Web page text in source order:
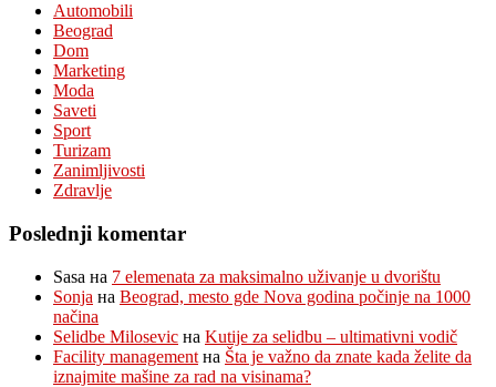
Automobili
Beograd
Dom
Marketing
Moda
Saveti
Sport
Turizam
Zanimljivosti
Zdravlje
Poslednji komentar
Sasa на 7 elemenata za maksimalno uživanje u dvorištu
Sonja на Beograd, mesto gde Nova godina počinje na 1000
načina
Selidbe Milosevic на Kutije za selidbu – ultimativni vodič
Facility management на Šta je važno da znate kada želite da
iznajmite mašine za rad na visinama?